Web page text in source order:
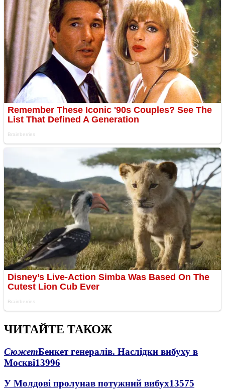
ЧИТАЙТЕ ТАКОЖ
СюжетБенкет генералів. Наслідки вибуху в
Москві13996
У Молдові пролунав потужний вибух13575